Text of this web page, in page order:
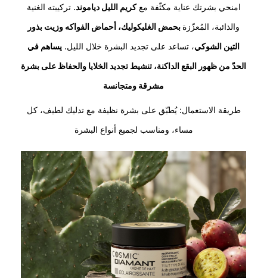
امنحي بشرتك عناية مكثّفة معكريم الليل دياموند. تركيبته الغنية
والذائبة، المُعزّزة بحمض الغليكوليك، أحماض الفواكه وزيت بذور
التين الشوكي، تساعد على تجديد البشرة خلال الليل. يساهم في
الحدّ من ظهور البقع الداكنة، تنشيط تجديد الخلايا والحفاظ على بشرة
مشرقة ومتجانسة
طريقة الاستعمال: يُطبّق على بشرة نظيفة مع تدليك لطيف، كل
مساء، ومناسب لجميع أنواع البشرة